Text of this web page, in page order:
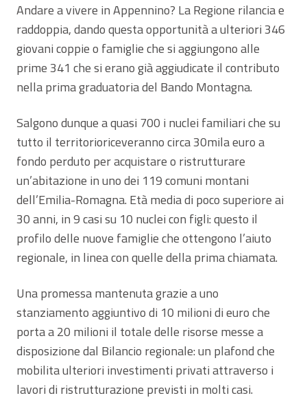
Andare a vivere in Appennino? La Regione rilancia e
raddoppia, dando questa opportunità a ulteriori 346
giovani coppie o famiglie che si aggiungono alle
prime 341 che si erano già aggiudicate il contributo
nella prima graduatoria del Bando Montagna.
Salgono dunque a quasi 700 i nuclei familiari che su
tutto il territorioriceveranno circa 30mila euro a
fondo perduto per acquistare o ristrutturare
un’abitazione in uno dei 119 comuni montani
dell’Emilia-Romagna. Età media di poco superiore ai
30 anni, in 9 casi su 10 nuclei con figli: questo il
profilo delle nuove famiglie che ottengono l’aiuto
regionale, in linea con quelle della prima chiamata.
Una promessa mantenuta grazie a uno
stanziamento aggiuntivo di 10 milioni di euro che
porta a 20 milioni il totale delle risorse messe a
disposizione dal Bilancio regionale: un plafond che
mobilita ulteriori investimenti privati attraverso i
lavori di ristrutturazione previsti in molti casi.